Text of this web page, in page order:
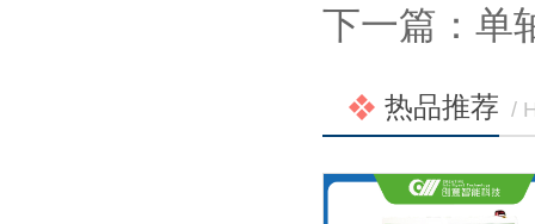
下一篇： 单
热品推荐 /